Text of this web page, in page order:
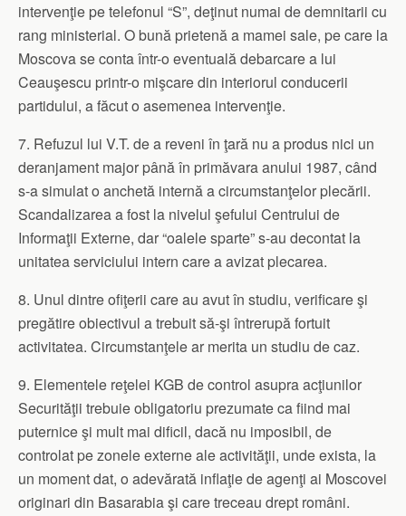
intervenţie pe telefonul “S”, deţinut numai de demnitarii cu
rang ministerial. O bună prietenă a mamei sale, pe care la
Moscova se conta într-o eventuală debarcare a lui
Ceauşescu printr-o mişcare din interiorul conducerii
partidului, a făcut o asemenea intervenţie.
7. Refuzul lui V.T. de a reveni în ţară nu a produs nici un
deranjament major până în primăvara anului 1987, când
s-a simulat o anchetă internă a circumstanţelor plecării.
Scandalizarea a fost la nivelul şefului Centrului de
Informaţii Externe, dar “oalele sparte” s-au decontat la
unitatea serviciului intern care a avizat plecarea.
8. Unul dintre ofiţerii care au avut în studiu, verificare şi
pregătire obiectivul a trebuit să-şi întrerupă fortuit
activitatea. Circumstanţele ar merita un studiu de caz.
9. Elementele reţelei KGB de control asupra acţiunilor
Securităţii trebuie obligatoriu prezumate ca fiind mai
puternice şi mult mai dificil, dacă nu imposibil, de
controlat pe zonele externe ale activităţii, unde exista, la
un moment dat, o adevărată inflaţie de agenţi ai Moscovei
originari din Basarabia şi care treceau drept români.